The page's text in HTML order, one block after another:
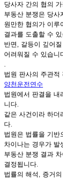
당사자 간의 협의 가
부동산 분쟁은 당사
원만한 협의가 이루
결과를 도출할 수
반면, 갈등이 깊어
어려워질 수 있습니
.
법원 판사의 주관적
양천운전연수
법원에서 판결을 내
니다.
같은 사건이라 하더
다.
법원은 법률을 기반
차이나는 경우가 발
부동산 분쟁 결과
결정됩니다.
법률의 해석, 증거